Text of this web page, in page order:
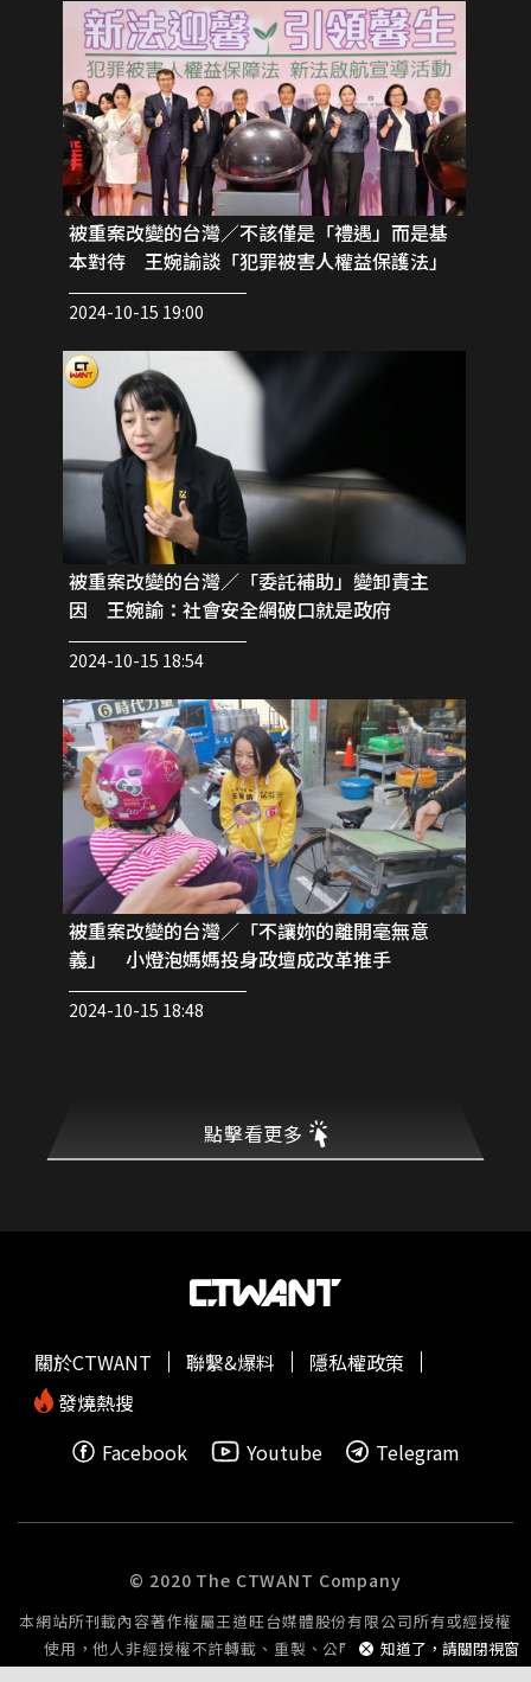
被重案改變的台灣／不該僅是「禮遇」而是基
本對待 王婉諭談「犯罪被害人權益保護法」
2024-10-15 19:00
被重案改變的台灣／「委託補助」變卸責主
因 王婉諭：社會安全網破口就是政府
2024-10-15 18:54
被重案改變的台灣／「不讓妳的離開毫無意
義」 小燈泡媽媽投身政壇成改革推手
2024-10-15 18:48
點擊看更多
知道了，請關閉視窗
關於CTWANT 聯繫&爆料
隱私權政策
發燒熱搜
Facebook
Youtube Telegram
© 2020 The CTWANT Company
本網站所刊載內容著作權屬王道旺台媒體股份有限公司所有或經授權
使用，他人非經授權不許轉載、重製、公開播送或公開傳輸。